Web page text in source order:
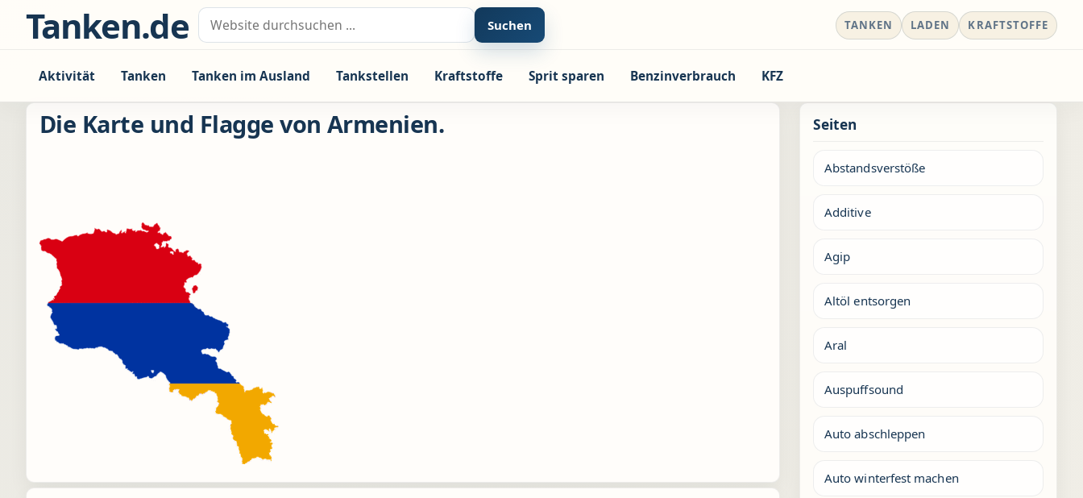
Zum Inhalt springen
Tanken.de Suche nach: Suchen TANKEN LADEN KRAFTSTOFFE
Aktivität Tanken Tanken im Ausland Tankstellen Kraftstoffe Sprit sparen Benzinverbrauch KFZ
Die Karte und Flagge von Armenien. Seiten
Abstandsverstöße
Additive
Agip
Altöl entsorgen
Aral
Auspuffsound
Auto abschleppen
Auto winterfest machen